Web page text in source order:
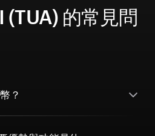
(TUA) 的常見問
？